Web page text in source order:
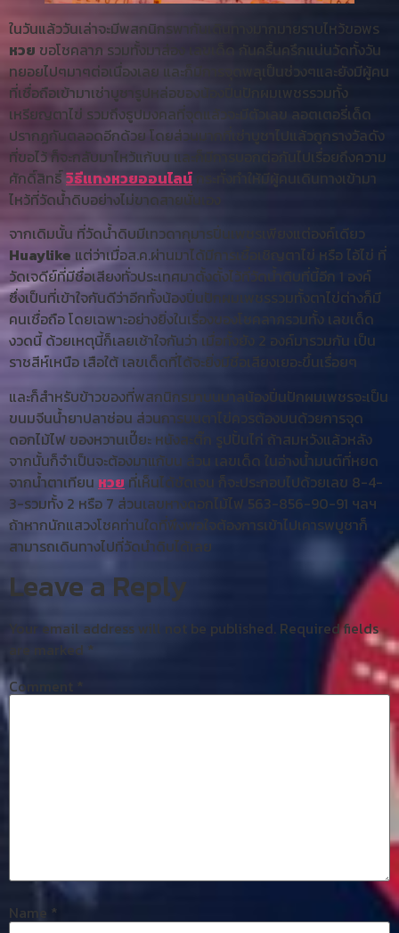
ในวันแล้ววันเล่าจะมีพสกนิกรพากันเดินทางมากมายราบไหว้ขอพร
หวย ขอโชคลาภ รวมทั้งมาส่อง เลขเด็ด กันครื้นครึกแน่นวัดทั้งวัน
ทยอยไปๆมาๆต่อเนื่องเลย และก็มีการจุดพลุเป็นช่วงๆและยังมีผู้คน
ที่เชื่อถือเข้ามาเช่าบูชารูปหล่อของน้องปิ่นปักผมเพชรรวมทั้ง
เหรียญตาไข่ รวมถึงธูปมงคลที่จุดแล้วจะมีตัวเลข ลอตเตอรี่เด็ด
ปรากฏกันตลอดอีกด้วย โดยส่วนมากที่เช่าบูชาไปแล้วถูกรางวัลดัง
ที่ขอไว้ ก็จะกลับมาไหว้แก้บน และก็มีการบอกต่อกันไปเรื่อยถึงความ
ศักดิ์สิทธิ์วิธีแทงหวยออนไลน์ กระทั่งทำให้มีผู้คนเดินทางเข้ามา
ไหว้ที่วัดน้ำดิบอย่างไม่ขาดสายนั่นเอง
จากเดิมนั้น ที่วัดน้ำดิบมีเทวดากุมารปิ่นเพชรเพียงแต่องค์เดียว
Huaylike แต่ว่าเมื่อส.ค.ผ่านมาได้มีการเชื้อเชิญตาไข่ หรือ ไอ้ไข่ ที่
วัดเจดีย์ที่มีชื่อเสียงทั่วประเทศมาตั้งตั้งไว้ที่วัดน้ำดิบที่นี้อีก 1 องค์
ซึ่งเป็นที่เข้าใจกันดีว่าอีกทั้งน้องปิ่นปักผมเพชรรวมทั้งตาไข่ต่างก็มี
คนเชื่อถือ โดยเฉพาะอย่างยิ่งในเรื่องของโชคลาภรวมทั้ง เลขเด็ด
งวดนี้ ด้วยเหตุนี้ก็เลยเช้าใจกันว่า เมื่อทั้งยัง 2 องค์มารวมกัน เป็น
ราชสีห์เหนือ เสือใต้ เลขเด็ดที่ได้จะยิ่งมีชื่อเสียงเยอะขึ้นเรื่อยๆ
และก็สำหรับข้าวของที่พสกนิกรมาบนบาลน้องปิ่นปักผมเพชรจะเป็น
ขนมจีนน้ำยาปลาช่อน ส่วนการบนตาไข่ควรต้องบนด้วยการจุด
ดอกไม้ไฟ ของหวานเปี๊ยะ หนังสะติ๊ก รูปปั้นไก่ ถ้าสมหวังแล้วหลัง
จากนั้นก็จำเป็นจะต้องมาแก้บน ส่วน เลขเด็ด ในอ่างน้ำมนต์ที่หยด
จากน้ำตาเทียน หวย ที่เห็นได้ชัดเจน ก็จะประกอบไปด้วยเลข 8-4-
3-รวมทั้ง 2 หรือ 7 ส่วนเลขหางดอกไม้ไฟ 563-856-90-91 ฯลฯ
ถ้าหากนักแสวงโชคท่านใดที่พึงพอใจต้องการเข้าไปเคารพบูชาก็
สามารถเดินทางไปที่วัดนำดิบได้เลย
Leave a Reply
Your email address will not be published. Required fields
are marked *
Comment
*
Name *